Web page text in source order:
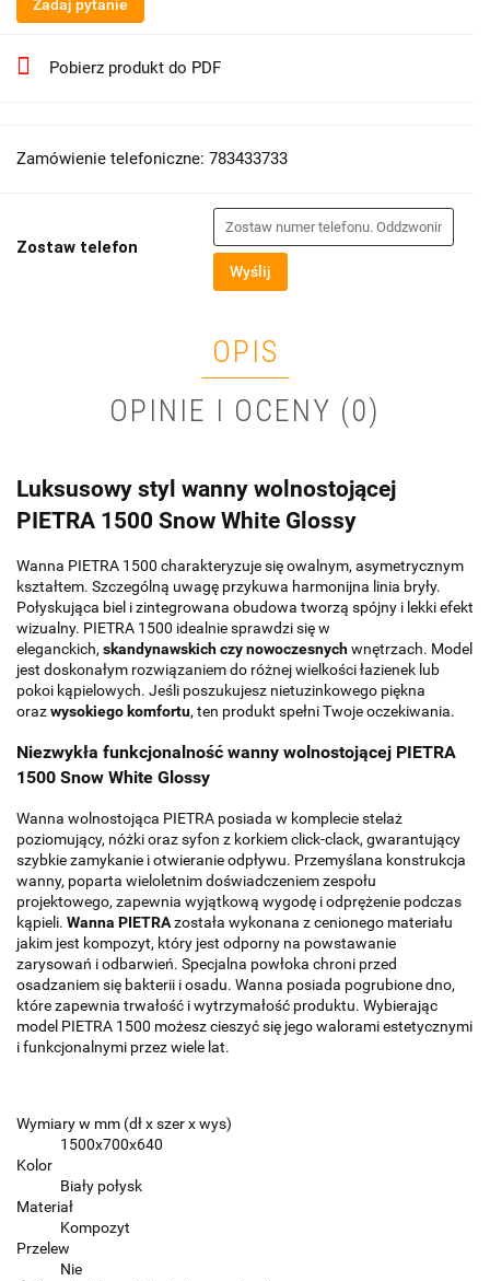
Zadaj pytanie
Pobierz produkt do PDF
Zamówienie telefoniczne: 783433733
Zostaw telefon
Wyślij
OPIS
OPINIE I OCENY (0)
Luksusowy styl wanny wolnostojącej
PIETRA 1500 Snow White Glossy
Wanna PIETRA 1500 charakteryzuje się owalnym, asymetrycznym
kształtem. Szczególną uwagę przykuwa harmonijna linia bryły.
Połyskująca biel i zintegrowana obudowa tworzą spójny i lekki efekt
wizualny. PIETRA 1500 idealnie sprawdzi się w
eleganckich, skandynawskich czy nowoczesnychwnętrzach. Model
jest doskonałym rozwiązaniem do różnej wielkości łazienek lub
pokoi kąpielowych. Jeśli poszukujesz nietuzinkowego piękna
orazwysokiego komfortu, ten produkt spełni Twoje oczekiwania.
Niezwykła funkcjonalność wanny wolnostojącej PIETRA
1500 Snow White Glossy
Wanna wolnostojąca PIETRA posiada w komplecie stelaż
poziomujący, nóżki oraz syfon z korkiem click-clack, gwarantujący
szybkie zamykanie i otwieranie odpływu. Przemyślana konstrukcja
wanny, poparta wieloletnim doświadczeniem zespołu
projektowego, zapewnia wyjątkową wygodę i odprężenie podczas
kąpieli. Wanna PIETRAzostała wykonana z cenionego materiału
jakim jest kompozyt, który jest odporny na powstawanie
zarysowań i odbarwień. Specjalna powłoka chroni przed
osadzaniem się bakterii i osadu. Wanna posiada pogrubione dno,
które zapewnia trwałość i wytrzymałość produktu. Wybierając
model PIETRA 1500 możesz cieszyć się jego walorami estetycznymi
i funkcjonalnymi przez wiele lat.
Wymiary w mm (dł x szer x wys)
1500x700x640
Kolor
Biały połysk
Materiał
Kompozyt
Przelew
Nie